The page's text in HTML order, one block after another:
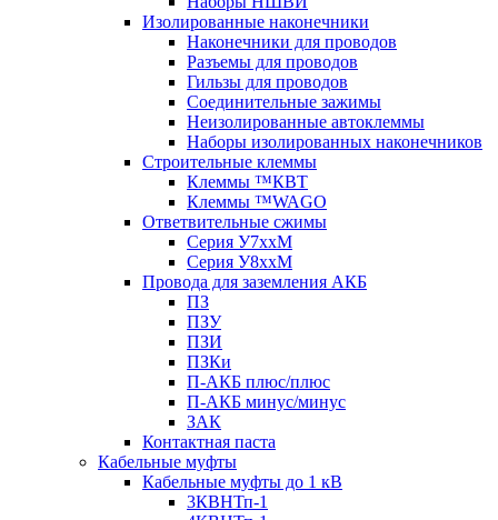
Изолированные наконечники
Наконечники для проводов
Разъемы для проводов
Гильзы для проводов
Соединительные зажимы
Неизолированные автоклеммы
Наборы изолированных наконечников
Строительные клеммы
Клеммы ™КВТ
Клеммы ™WAGO
Ответвительные сжимы
Серия У7ххМ
Серия У8ххМ
Провода для заземления АКБ
ПЗ
ПЗУ
ПЗИ
ПЗКи
П-АКБ плюс/плюс
П-АКБ минус/минус
ЗАК
Контактная паста
Кабельные муфты
Кабельные муфты до 1 кВ
3КВНТп-1